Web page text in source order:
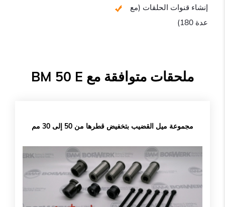
إنشاء قنوات الحلقات (مع
عدة 180)
ملحقات متوافقة مع BM 50 E
مجموعة ميل القضيب بتخفيض قطرها من 50 إلى 30 مم